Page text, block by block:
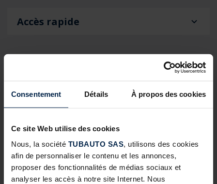
Consentement Détails À propos des cookies
Ce site Web utilise des cookies
Nous, la société TUBAUTO SAS , utilisons des cookies
afin de personnaliser le contenu et les annonces,
proposer des fonctionnalités de médias sociaux et
analyser les accès à notre site Internet. Nous
DOCUMENTATION ET FICHES
TECHNIQUES
Procom 30-3
29 août 2023
Télécharger
Accès rapide